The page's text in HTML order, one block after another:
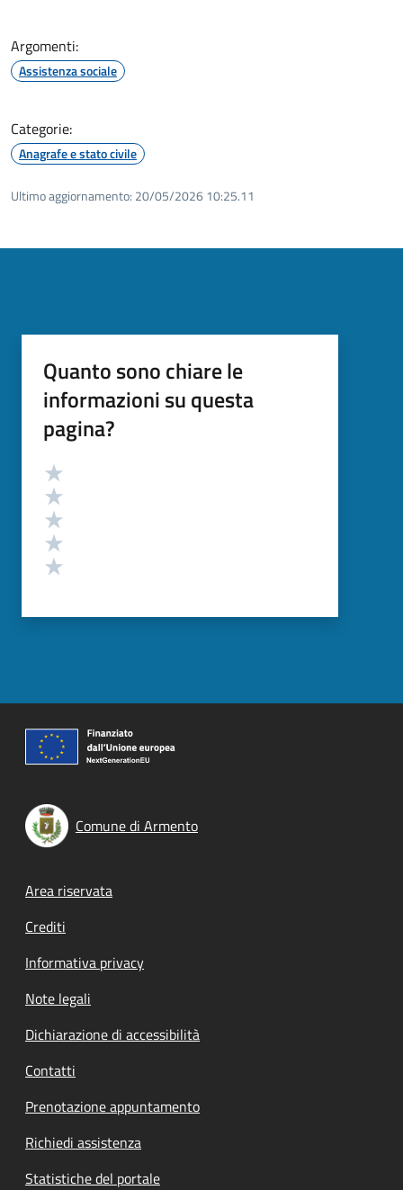
Argomenti:
Assistenza sociale
Categorie:
Anagrafe e stato civile
Ultimo aggiornamento: 20/05/2026 10:25.11
Quanto sono chiare le
informazioni su questa
pagina?
Valutazione
Comune di Armento
Footer menu
Area riservata
Crediti
Informativa privacy
Note legali
Dichiarazione di accessibilità
Contatti
Prenotazione appuntamento
Richiedi assistenza
Statistiche del portale